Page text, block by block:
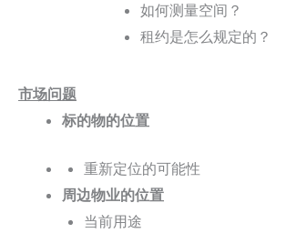
如何测量空间？
租约是怎么规定的？
市场问题
标的物的位置
重新定位的可能性
周边物业的位置
当前用途